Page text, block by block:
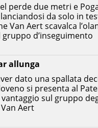
allunga
dato una spallata
si presenta al
vantaggio sul gruppo
Aert
perde due metri e
da solo in
Van Aert scavalca
d’inseguimento